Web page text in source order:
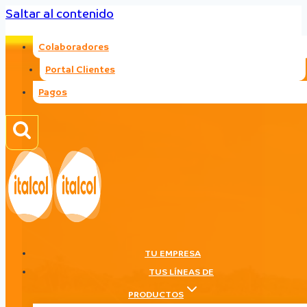
Saltar al contenido
Colaboradores
Portal Clientes
Pagos
TU EMPRESA
TUS LÍNEAS DE
PRODUCTOS